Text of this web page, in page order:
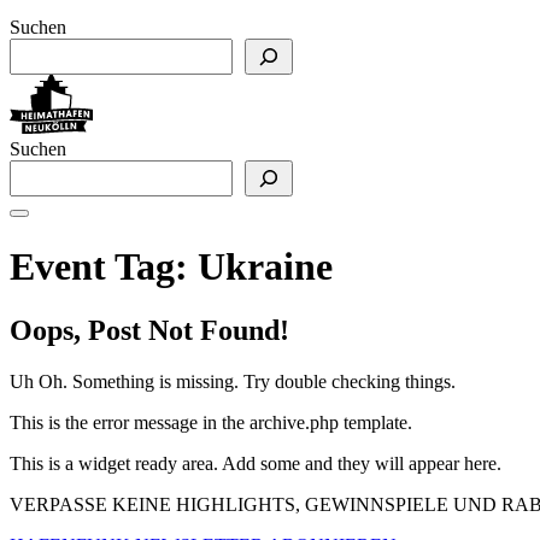
Suchen
Suchen
Event Tag: Ukraine
Oops, Post Not Found!
Uh Oh. Something is missing. Try double checking things.
This is the error message in the archive.php template.
This is a widget ready area. Add some and they will appear here.
VERPASSE KEINE HIGHLIGHTS, GEWINNSPIELE UND